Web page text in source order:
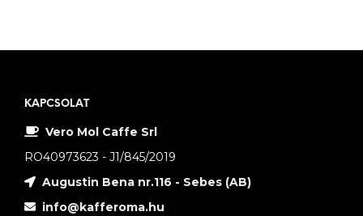
KAPCSOLAT
Vero Mol Caffe Srl
RO40973623 - J1/845/2019
Augustin Bena nr.116 - Sebes (AB)
info@kafferoma.hu